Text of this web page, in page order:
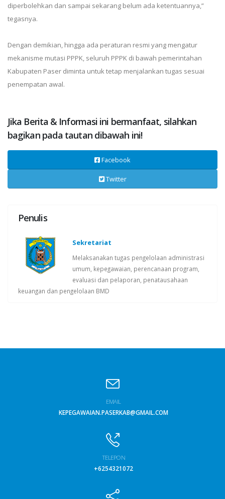
diperbolehkan dan sampai sekarang belum ada ketentuannya,”
tegasnya.
Dengan demikian, hingga ada peraturan resmi yang mengatur
mekanisme mutasi PPPK, seluruh PPPK di bawah pemerintahan
Kabupaten Paser diminta untuk tetap menjalankan tugas sesuai
penempatan awal.
Jika Berita & Informasi ini bermanfaat, silahkan
bagikan pada tautan dibawah ini!
Facebook
Twitter
Penulis
Sekretariat
Melaksanakan tugas pengelolaan administrasi
umum, kepegawaian, perencanaan program,
evaluasi dan pelaporan, penatausahaan
keuangan dan pengelolaan BMD
EMAIL
KEPEGAWAIAN.PASERKAB@GMAIL.COM
TELEPON
+6254321072